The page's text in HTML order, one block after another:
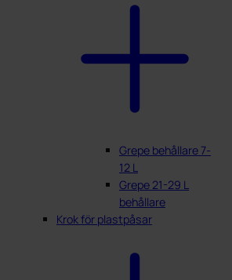
Grepe behållare 7-
12 L
Grepe 21-29 L
behållare
Krok för plastpåsar